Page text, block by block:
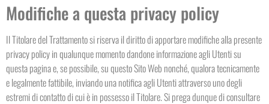
Modifiche a questa privacy policy
Il Titolare del Trattamento si riserva il diritto di apportare modifiche alla presente
privacy policy in qualunque momento dandone informazione agli Utenti su
questa pagina e, se possibile, su questo Sito Web nonché, qualora tecnicamente
e legalmente fattibile, inviando una notifica agli Utenti attraverso uno degli
estremi di contatto di cui è in possesso il Titolare. Si prega dunque di consultare